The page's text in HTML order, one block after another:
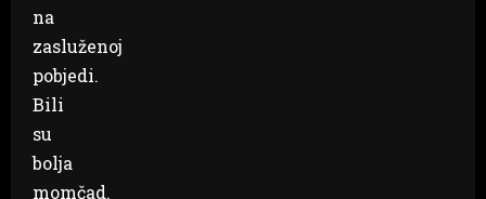
na
zasluženoj
pobjedi.
Bili
su
bolja
momčad.